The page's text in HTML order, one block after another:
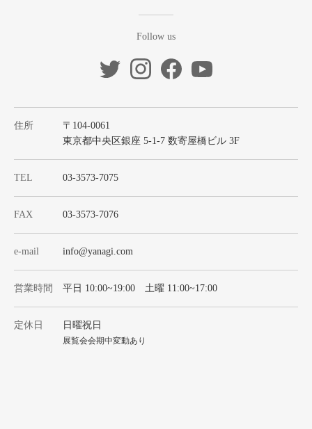
Follow us
住所
〒104-0061
東京都中央区銀座 5-1-7 数寄屋橋ビル 3F
TEL 03-3573-7075
FAX 03-3573-7076
e-mail info@yanagi.com
営業時間 平日 10:00~19:00 土曜 11:00~17:00
定休日 日曜祝日
展覧会会期中変動あり